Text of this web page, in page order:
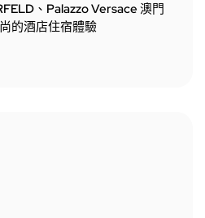
、Palazzo Versace 澳門
的酒店住宿體驗